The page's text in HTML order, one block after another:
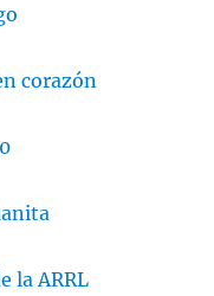
corazón
la ARRL